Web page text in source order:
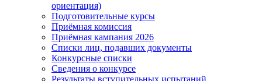
ориентация)
Подготовительные курсы
Приёмная комиссия
Приёмная кампания 2026
Списки лиц, подавших документы
Конкурсные списки
Сведения о конкурсе
Результаты вступительных испытаний